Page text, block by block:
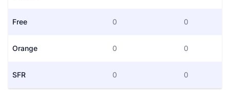
Free 0 0
Orange 0 0
SFR 0 0